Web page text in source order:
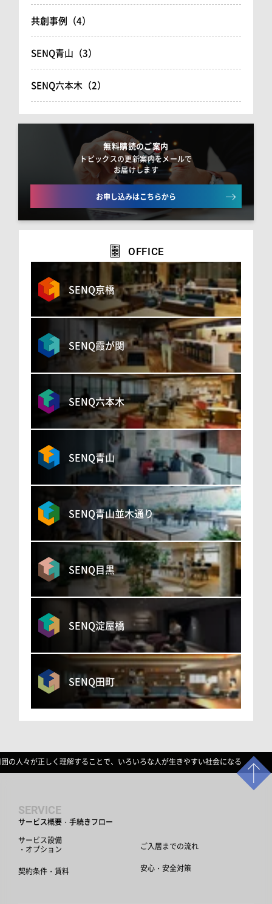
共創事例（4）
SENQ青山（3）
SENQ六本木（2）
無料購読のご案内
トピックスの更新案内をメールで
お届けします
お申し込みはこちらから
OFFICE
SENQ京橋
SENQ霞が関
SENQ六本木
SENQ青山
SENQ青山並木通り
SENQ目黒
SENQ淀屋橋
SENQ田町
の人々が正しく理解することで、いろいろな人が生きやすい社会になる
SERVICE
サービス概要・手続きフロー
サービス設備
・オプション
契約条件・賃料
ご入居までの流れ
安心・安全対策